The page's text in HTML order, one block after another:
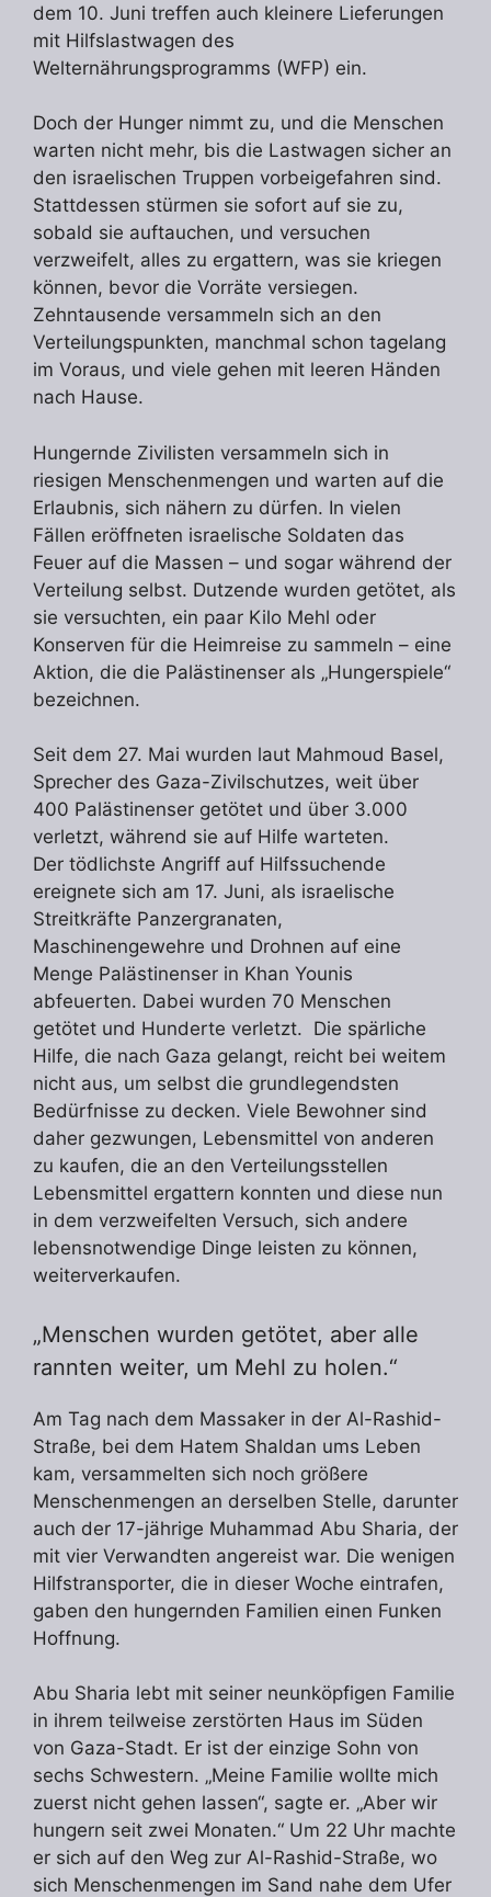
dem 10. Juni treffen auch kleinere Lieferungen
mit Hilfslastwagen des
Welternährungsprogramms (WFP) ein.
Doch der Hunger nimmt zu, und die Menschen
warten nicht mehr, bis die Lastwagen sicher an
den israelischen Truppen vorbeigefahren sind.
Stattdessen stürmen sie sofort auf sie zu,
sobald sie auftauchen, und versuchen
verzweifelt, alles zu ergattern, was sie kriegen
können, bevor die Vorräte versiegen.
Zehntausende versammeln sich an den
Verteilungspunkten, manchmal schon tagelang
im Voraus, und viele gehen mit leeren Händen
nach Hause.
Hungernde Zivilisten versammeln sich in
riesigen Menschenmengen und warten auf die
Erlaubnis, sich nähern zu dürfen. In vielen
Fällen eröffneten israelische Soldaten das
Feuer auf die Massen – und sogar während der
Verteilung selbst. Dutzende wurden getötet, als
sie versuchten, ein paar Kilo Mehl oder
Konserven für die Heimreise zu sammeln – eine
Aktion, die die Palästinenser als „Hungerspiele“
bezeichnen.
Seit dem 27. Mai wurden laut Mahmoud Basel,
Sprecher des Gaza-Zivilschutzes, weit über
400 Palästinenser getötet und über 3.000
verletzt, während sie auf Hilfe warteten.
Der tödlichste Angriff auf Hilfssuchende
ereignete sich am 17. Juni, als israelische
Streitkräfte Panzergranaten,
Maschinengewehre und Drohnen auf eine
Menge Palästinenser in Khan Younis
abfeuerten. Dabei wurden 70 Menschen
getötet und Hunderte verletzt. Die spärliche
Hilfe, die nach Gaza gelangt, reicht bei weitem
nicht aus, um selbst die grundlegendsten
Bedürfnisse zu decken. Viele Bewohner sind
daher gezwungen, Lebensmittel von anderen
zu kaufen, die an den Verteilungsstellen
Lebensmittel ergattern konnten und diese nun
in dem verzweifelten Versuch, sich andere
lebensnotwendige Dinge leisten zu können,
weiterverkaufen.
„Menschen wurden getötet, aber alle
rannten weiter, um Mehl zu holen.“
Am Tag nach dem Massaker in der Al-Rashid-
Straße, bei dem Hatem Shaldan ums Leben
kam, versammelten sich noch größere
Menschenmengen an derselben Stelle, darunter
auch der 17-jährige Muhammad Abu Sharia, der
mit vier Verwandten angereist war. Die wenigen
Hilfstransporter, die in dieser Woche eintrafen,
gaben den hungernden Familien einen Funken
Hoffnung.
Abu Sharia lebt mit seiner neunköpfigen Familie
in ihrem teilweise zerstörten Haus im Süden
von Gaza-Stadt. Er ist der einzige Sohn von
sechs Schwestern. „Meine Familie wollte mich
zuerst nicht gehen lassen“, sagte er. „Aber wir
hungern seit zwei Monaten.“ Um 22 Uhr machte
er sich auf den Weg zur Al-Rashid-Straße, wo
sich Menschenmengen im Sand nahe dem Ufer